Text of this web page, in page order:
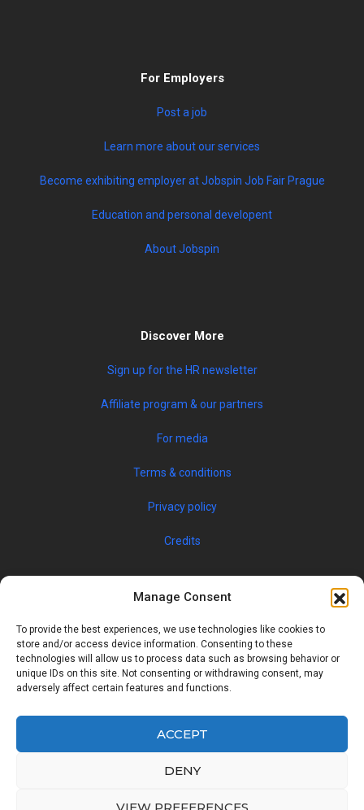
Manage Consent
To provide the best experiences, we use technologies like cookies to
store and/or access device information. Consenting to these
technologies will allow us to process data such as browsing behavior or
unique IDs on this site. Not consenting or withdrawing consent, may
adversely affect certain features and functions.
ACCEPT
DENY
VIEW PREFERENCES
For Employers
Post a job
Learn more about our services
Become exhibiting employer at Jobspin Job Fair Prague
Education and personal developent
About Jobspin
Discover More
Sign up for the HR newsletter
Affiliate program & our partners
For media
Terms & conditions
Privacy policy
Credits
© 2019 JOBSPIN INTERNATIONAL S.R.O. — ALL RIGHTS
Facebook
TwitterGoogleLinkedin
Back